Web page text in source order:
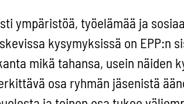
ympäristöä, työelämää ja
kysymyksissä on EPP:n
mikä tahansa, usein näiden
osa ryhmän jäsenistä